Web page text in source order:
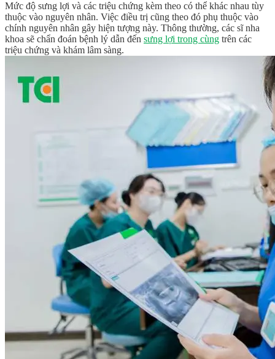
Mức độ sưng lợi và các triệu chứng kèm theo có thể khác nhau tùy
thuộc vào nguyên nhân. Việc điều trị cũng theo đó phụ thuộc vào
chính nguyên nhân gây hiện tượng này. Thông thường, các sĩ nha
khoa sẽ chẩn đoán bệnh lý dẫn đến sưng lợi trong cùng trên các
triệu chứng và khám lâm sàng.